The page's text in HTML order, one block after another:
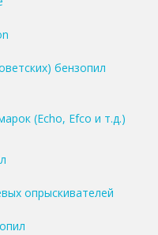
бензопил
(Echo, Efco и т.д.)
опрыскивателей